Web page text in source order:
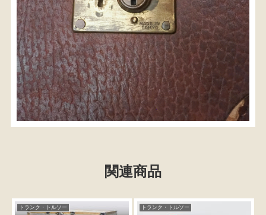
関連商品
トランク・トルソー トランク・トルソー